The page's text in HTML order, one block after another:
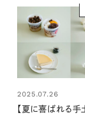
2025.07.26
【夏に喜ばれる手